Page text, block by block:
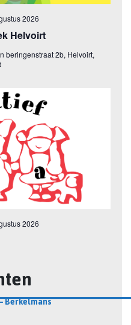
Berkelmans